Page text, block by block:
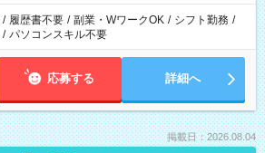
/ 履歴書不要 / 副業・WワークOK / シフト勤務 /
/ パソコンスキル不要
応募する 詳細へ
掲載日：2026.08.04